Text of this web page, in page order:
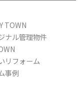
TOWN
ナル管理物件
リフォーム
事例